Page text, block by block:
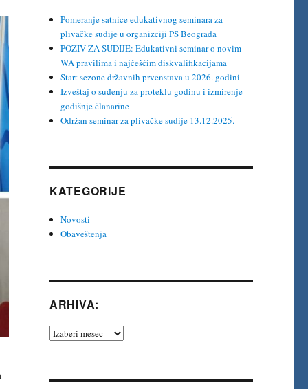
Pomeranje satnice edukativnog seminara za
plivačke sudije u organizciji PS Beograda
POZIV ZA SUDIJE: Edukativni seminar o novim
WA pravilima i najčešćim diskvalifikacijama
Start sezone državnih prvenstava u 2026. godini
Izveštaj o suđenju za proteklu godinu i izmirenje
godišnje članarine
Održan seminar za plivačke sudije 13.12.2025.
KATEGORIJE
Novosti
Obaveštenja
ARHIVA:
Arhiva: